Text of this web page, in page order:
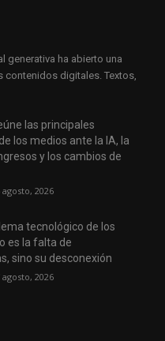
generativa ha abierto una
contenidos digitales. Textos,
las principales
los medios ante la IA, la
y los cambios de
agosto, 2026
tecnológico de los
es la falta de
sino su desconexión
agosto, 2026